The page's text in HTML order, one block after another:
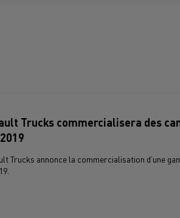
Trucks commercialisera des
Trucks annonce la commercialisation d’une